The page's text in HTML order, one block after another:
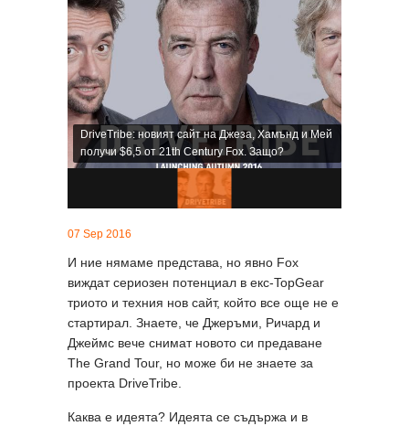
DriveTribe: новият сайт на Джеза, Хамънд и Мей
получи $6,5 от 21th Century Fox. Защо?
07 Sep 2016
И ние нямаме представа, но явно Fox
виждат сериозен потенциал в екс-TopGear
триото и техния нов сайт, който все още не е
стартирал. Знаете, че Джеръми, Ричард и
Джеймс вече снимат новото си предаване
The Grand Tour, но може би не знаете за
проекта DriveTribe.
Каква е идеята? Идеята се съдържа и в